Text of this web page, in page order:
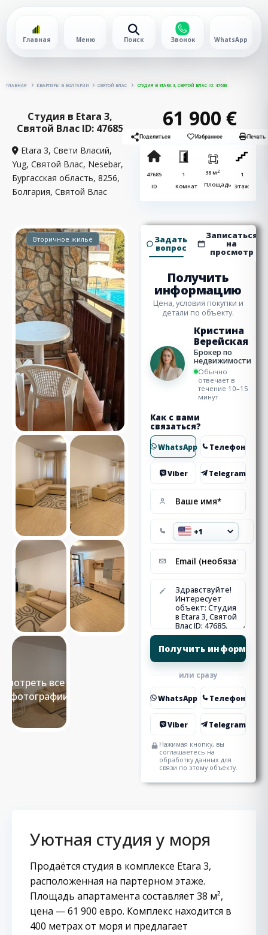
Главная Меню Поиск Звонок WhatsApp
ГЛАВНАЯ КВАРТИРЫ В БОЛГАРИИ СВЯТОЙ ВЛАС СТУДИЯ В ETARA 3, СВЯТОЙ ВЛАС ID: 47685
Студия в Etara 3,
Святой Влас ID: 47685
Etara 3, Свети Власий,
Yug, Святой Влас, Nesebar,
Бургасская область, 8256,
Болгария, Святой Влас
61 900 €
Поделиться Избранное Печать
47685
ID
1
Комнат
38 м2
Площадь
1
Этаж
Смотреть все 13
фотографии
Вторичное жилье Задать
вопрос
Записаться
на
просмотр
Получить
информацию
Цена, условия покупки и
детали по объекту.
Кристина
Верейская
Брокер по
недвижимости
Обычно
отвечает в
течение 10–15
минут
Как с вами
связаться?
WhatsApp Телефон
Viber Telegram
или сразу
WhatsApp Телефон
Viber Telegram
Нажимая кнопку, вы
соглашаетесь на
обработку данных для
связи по этому объекту.
Уютная студия у моря
Продаётся студия в комплексе Etara 3,
расположенная на партерном этаже.
Площадь апартамента составляет 38 м²,
цена — 61 900 евро. Комплекс находится в
400 метрах от моря и предлагает